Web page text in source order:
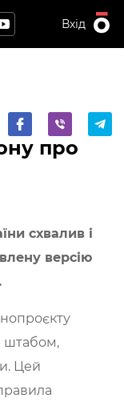
Вхід
про
схвалив і
версію
штабом,
Цей